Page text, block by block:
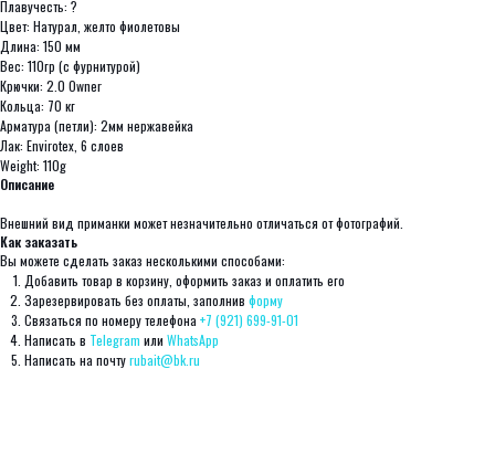
Плавучесть: ?
Цвет: Натурал, желто фиолетовы
Длина: 150 мм
Вес: 110гр (с фурнитурой)
Крючки: 2.0 Owner
Кольца: 70 кг
Арматура (петли): 2мм нержавейка
Лак: Envirotex, 6 слоев
Weight: 110g
Описание
Внешний вид приманки может незначительно отличаться от фотографий.
Как заказать
Вы можете сделать заказ несколькими способами:
Добавить товар в корзину, оформить заказ и оплатить его
Зарезервировать без оплаты, заполнив форму
Связаться по номеру телефона +7 (921) 699-91-01
Написать в Telegram или WhatsApp
Написать на почтуrubait@bk.ru